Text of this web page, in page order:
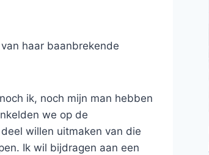
haar baanbrekende
ik, noch mijn man hebben
we op de
willen uitmaken van die
Ik wil bijdragen aan een